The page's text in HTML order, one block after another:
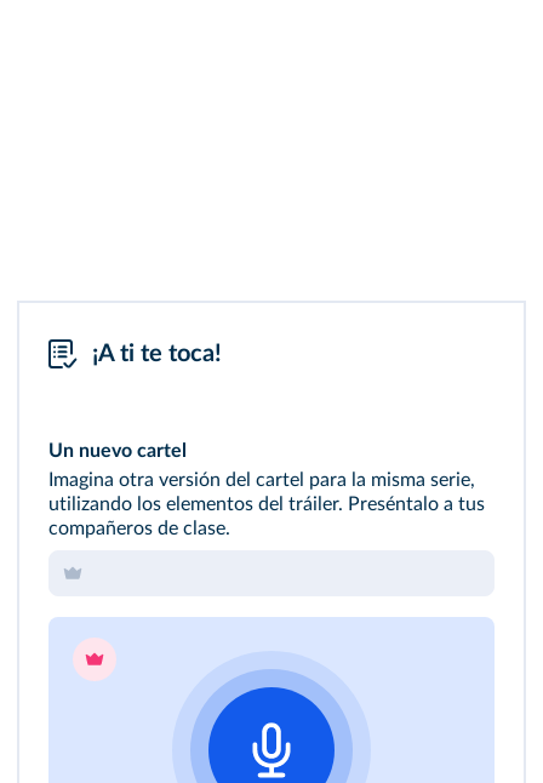
¡A ti te toca!
Un nuevo cartel
Imagina otra versión del cartel para la misma serie,
utilizando los elementos del tráiler. Preséntalo a tus
compañeros de clase.